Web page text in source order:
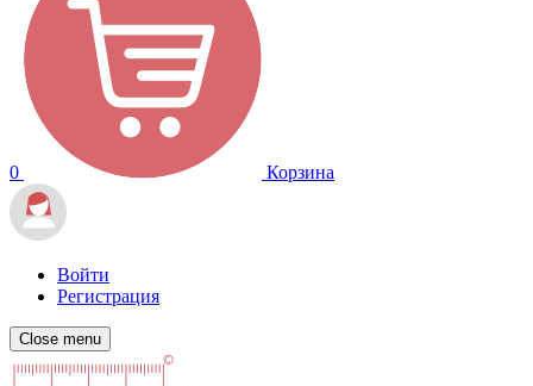
0 Корзина
Войти
Регистрация
Close menu